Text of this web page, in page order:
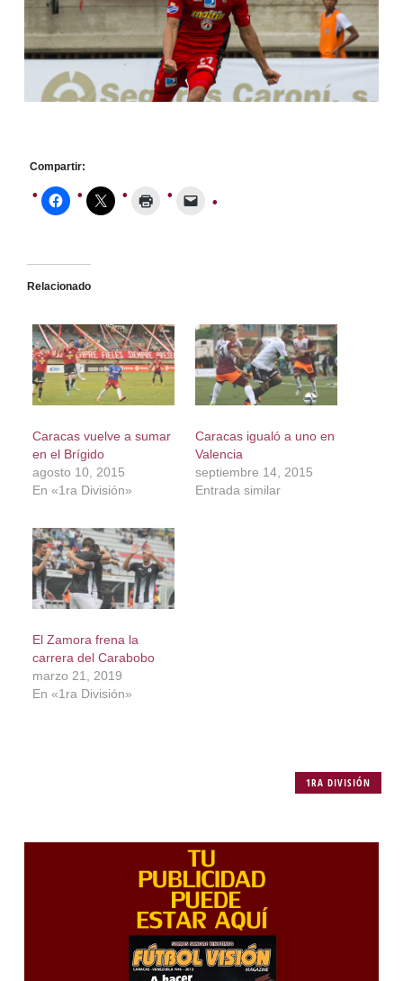
Compartir:
Relacionado
Caracas vuelve a sumar
en el Brígido
agosto 10, 2015
En «1ra División»
Caracas igualó a uno en
Valencia
septiembre 14, 2015
Entrada similar
El Zamora frena la
carrera del Carabobo
marzo 21, 2019
En «1ra División»
1RA DIVISIÓN